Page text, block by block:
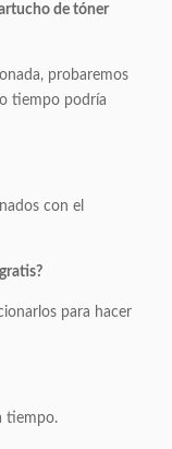
de tóner
probaremos
tiempo podría
con el
para hacer
tiempo.